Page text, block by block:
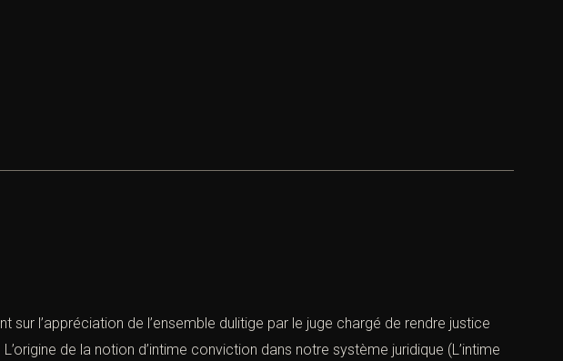
l’appréciation de l’ensemble dulitige par le juge chargé de rendre justice
de la notion d’intime conviction dans notre système juridique (L’intime